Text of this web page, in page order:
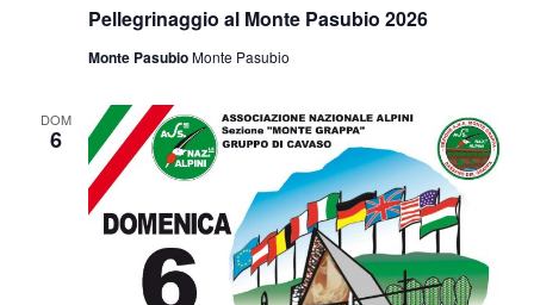
Pellegrinaggio al Monte Pasubio 2026
Monte PasubioMonte Pasubio
DOM
6